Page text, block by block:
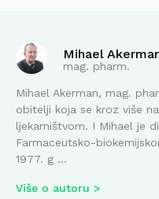
Mihael
mag. pharm.
Mihael Akerman, mag.
obitelji koja se kroz više
ljekarništvom. I Mihael je
Farmaceutsko-
1977. g ...
Više o autoru